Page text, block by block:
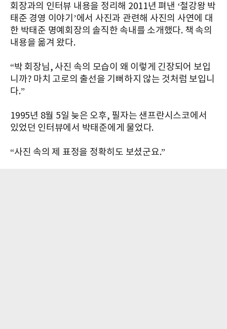
회장과의 인터뷰 내용을 정리해 2011년 펴낸 ‘철강왕 박
태준 경영 이야기’에서 사진과 관련해 사진의 사연에 대
한 박태준 명예회장의 솔직한 속내를 소개했다. 책 속의
내용을 옮겨 왔다.
“박 회장님, 사진 속의 모습이 왜 이렇게 긴장되어 보입
니까? 마치 고로의 출선을 기뻐하지 않는 것처럼 보입니
다.”
1995년 8월 5일 늦은 오후, 필자는 샌프란시스코에서
있었던 인터뷰에서 박태준에게 물었다.
“사진 속의 제 표정을 정확히도 보셨군요.”